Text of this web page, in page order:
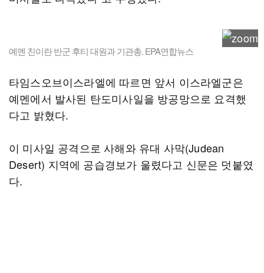
예멘 친이란 반군 후티 대원과 기관총. EPA연합뉴스
타임스오브이스라엘에 따르면 앞서 이스라엘군은
예멘에서 발사된 탄도미사일을 방공망으로 요격했
다고 밝혔다.
이 미사일 공격으로 사해와 유대 사막(Judean
Desert) 지역에 공습경보가 울렸다고 신문은 덧붙였
다.